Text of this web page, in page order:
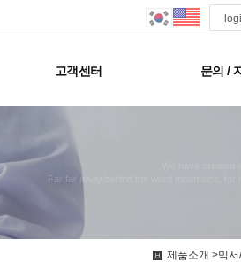
고객센터 문의 /
We have created
Far far away,behind the word mountains, far
제품소개 >믹서